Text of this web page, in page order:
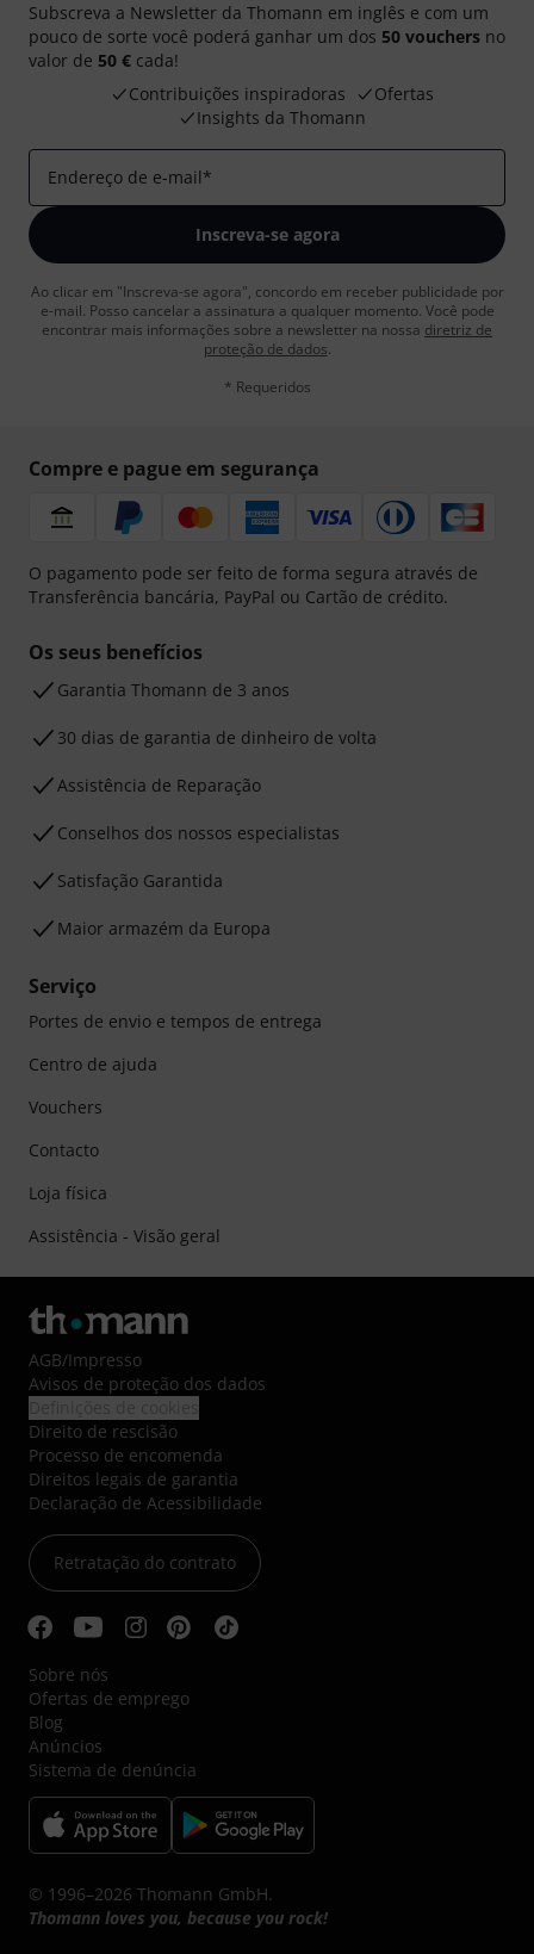
Subscreva a Newsletter da Thomann em inglês e com um
pouco de sorte você poderá ganhar um dos 50 vouchers no
valor de 50 € cada!
Contribuições inspiradoras
Ofertas
Insights da Thomann
Endereço de e-mail*
Inscreva-se agora
Ao clicar em "Inscreva-se agora", concordo em receber publicidade por
e-mail. Posso cancelar a assinatura a qualquer momento. Você pode
encontrar mais informações sobre a newsletter na nossa diretriz de
proteção de dados.
* Requeridos
Compre e pague em segurança
O pagamento pode ser feito de forma segura através de
Transferência bancária, PayPal ou Cartão de crédito.
Os seus benefícios
Garantia Thomann de 3 anos
30 dias de garantia de dinheiro de volta
Assistência de Reparação
Conselhos dos nossos especialistas
Satisfação Garantida
Maior armazém da Europa
Serviço
Portes de envio e tempos de entrega
Centro de ajuda
Vouchers
Contacto
Loja física
Assistência - Visão geral
AGB/Impresso
Avisos de proteção dos dados
Direito de rescisão
Processo de encomenda
Direitos legais de garantia
Declaração de Acessibilidade
Retratação do contrato
Sobre nós
Ofertas de emprego
Blog
Anúncios
Sistema de denúncia
© 1996–2026 Thomann GmbH.
Thomann loves you, because you rock!